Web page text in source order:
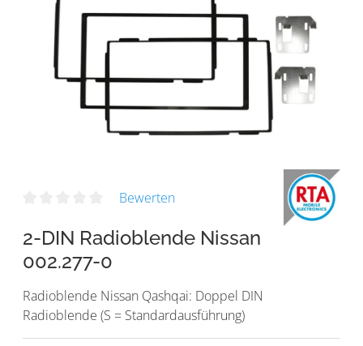
Bewerten
2-DIN Radioblende Nissan
002.277-0
Radioblende Nissan Qashqai: Doppel DIN
Radioblende (S = Standardausführung)